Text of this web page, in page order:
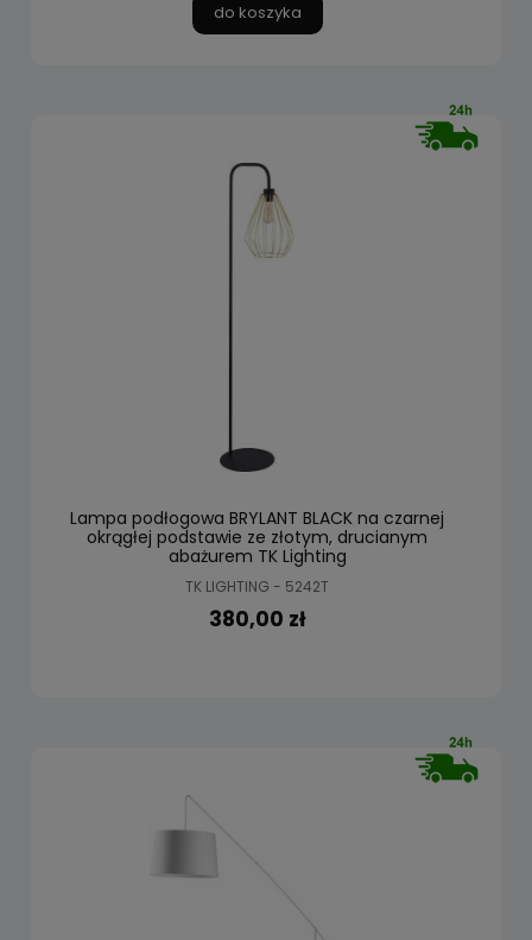
do koszyka
Lampa podłogowa BRYLANT BLACK na czarnej
okrągłej podstawie ze złotym, drucianym
abażurem TK Lighting
TK LIGHTING - 5242T
380,00 zł